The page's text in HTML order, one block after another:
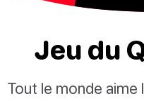
Jeu du
Tout le monde